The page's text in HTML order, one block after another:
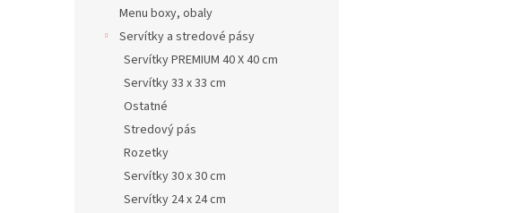
Menu boxy, obaly
Servítky a stredové pásy
Servítky PREMIUM 40 X 40 cm
Servítky 33 x 33 cm
Ostatné
Stredový pás
Rozetky
Servítky 30 x 30 cm
Servítky 24 x 24 cm